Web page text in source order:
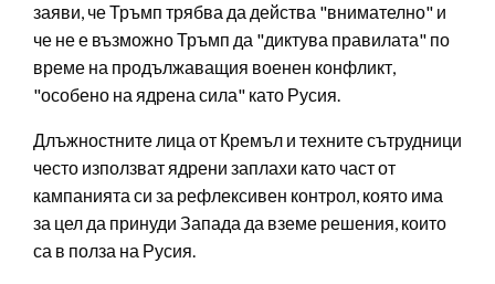
заяви, че Тръмп трябва да действа "внимателно" и
че не е възможно Тръмп да "диктува правилата" по
време на продължаващия военен конфликт,
"особено на ядрена сила" като Русия.
Длъжностните лица от Кремъл и техните сътрудници
често използват ядрени заплахи като част от
кампанията си за рефлексивен контрол, която има
за цел да принуди Запада да вземе решения, които
са в полза на Русия.